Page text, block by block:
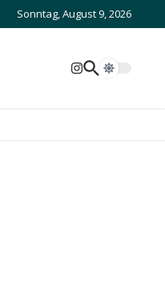
Sonntag, August 9, 2026